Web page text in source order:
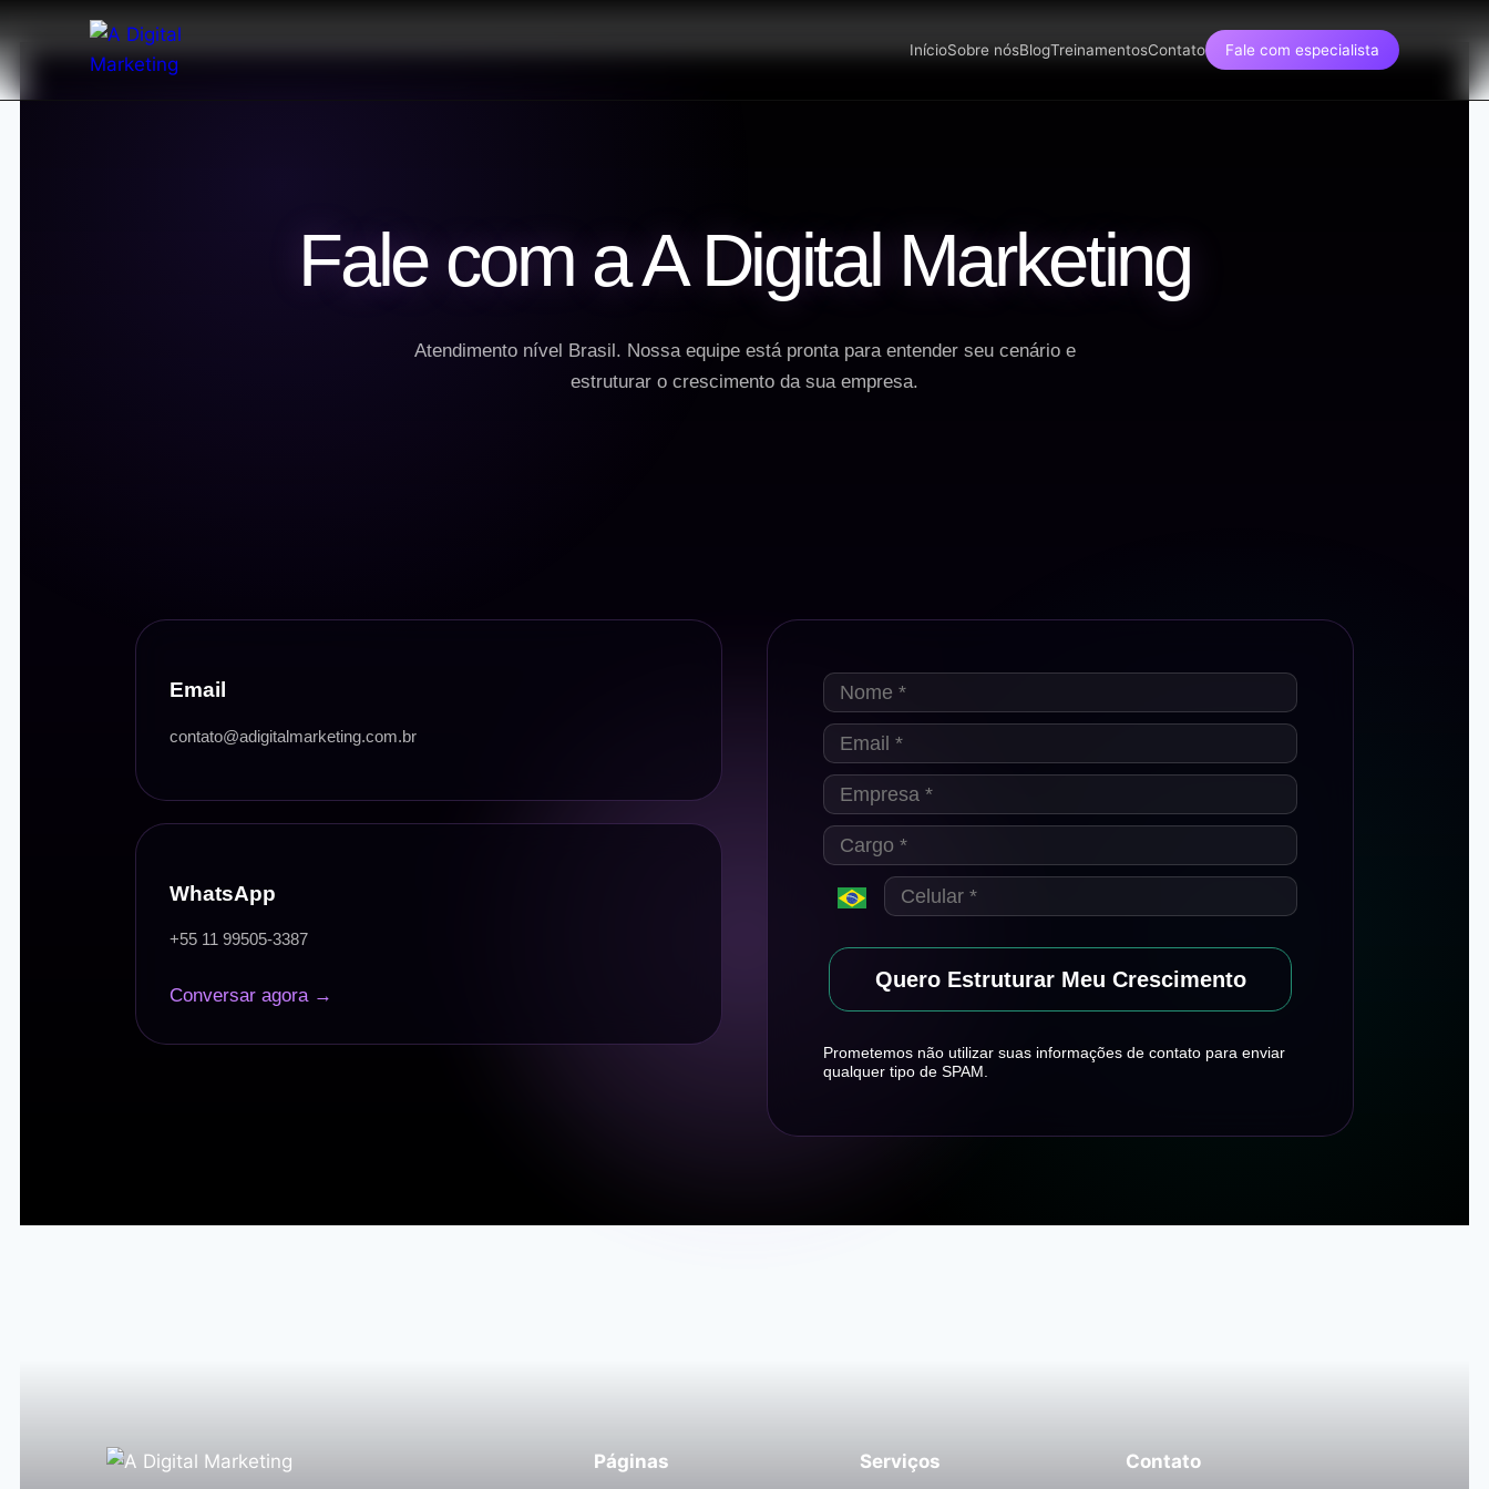
InícioSobre nósBlogTreinamentosContato Fale com especialista
Fale com a A Digital Marketing
Atendimento nível Brasil. Nossa equipe está pronta para entender seu cenário e
estruturar o crescimento da sua empresa.
Email
contato@adigitalmarketing.com.br
WhatsApp
+55 11 99505-3387
Conversar agora →
Quero Estruturar Meu Crescimento
Prometemos não utilizar suas informações de contato para enviar
qualquer tipo de SPAM.
Páginas Serviços Contato